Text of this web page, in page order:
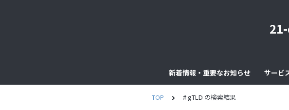
新着情報・重要なお知らせ サービ
TOP # gTLD の検索結果